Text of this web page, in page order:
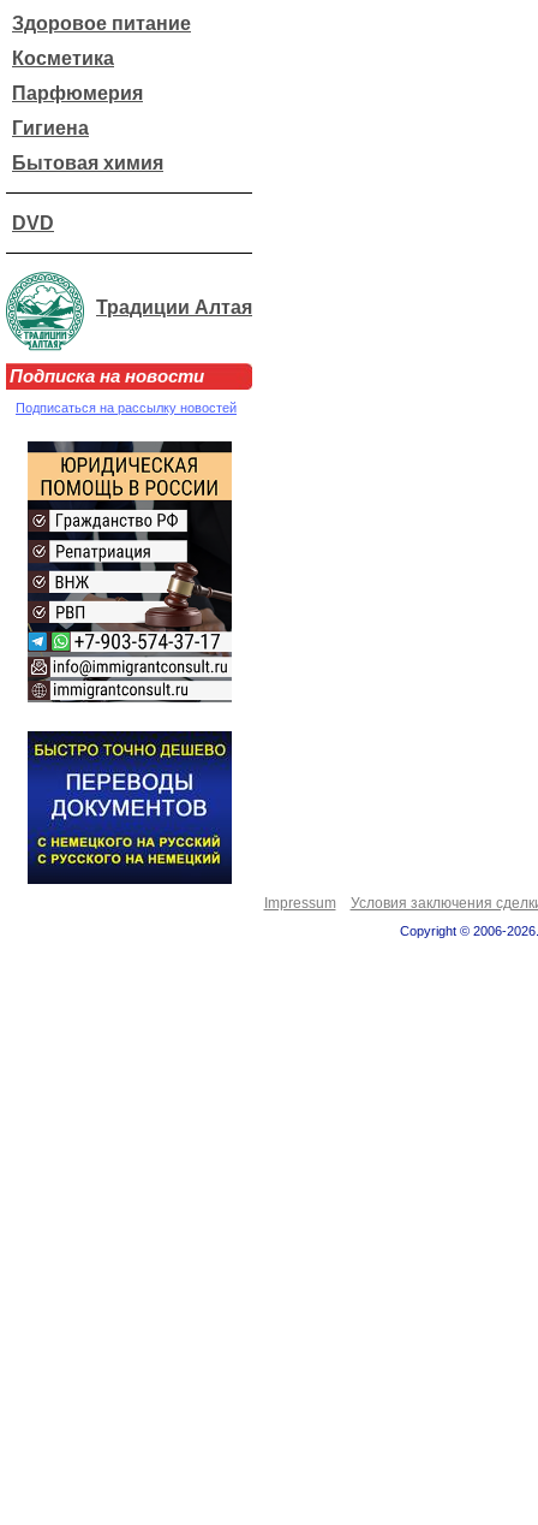
Здоровое питание
Косметика
Парфюмерия
Гигиена
Бытовая химия
DVD
Традиции Алтая
Подписка на новости
Подписаться на рассылку новостей
Impressum Условия заключения
Copyright © 2006-